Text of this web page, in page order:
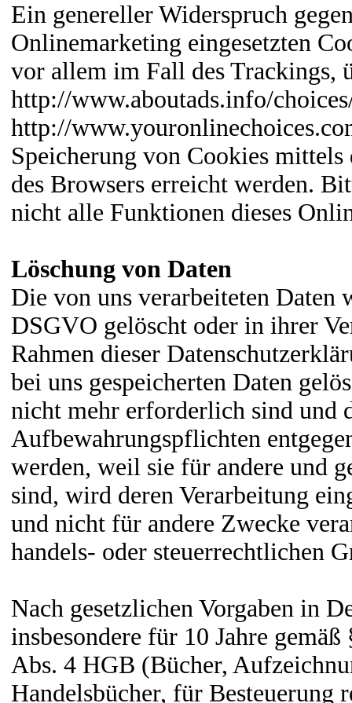
Ein genereller Widerspruch
Onlinemarketing eingesetzten
vor allem im Fall des Trackings,
http://www.aboutads.info/
http://
Speicherung von Cookies
des Browsers erreicht werden.
nicht alle Funktionen dieses
Löschung von Daten
Die von uns verarbeiteten Daten
DSGVO gelöscht oder in ihrer
Rahmen dieser
bei uns gespeicherten Daten
nicht mehr erforderlich sind und
Aufbewahrungspflichten
werden, weil sie für andere und
sind, wird deren Verarbeitung
und nicht für andere Zwecke
handels- oder steuerrechtlichen
Nach gesetzlichen Vorgaben in
insbesondere für 10 Jahre
Abs. 4 HGB (Bücher,
Handelsbücher, für Besteuerung